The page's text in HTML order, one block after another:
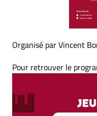
Organisé par Vincent
Pour retrouver le